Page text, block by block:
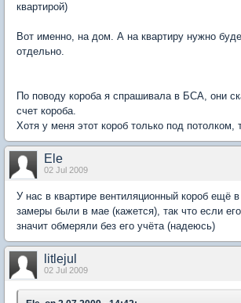
квартирой)
Вот именно, на дом. А на квартиру нужно
отдельно.
По поводу короба я спрашивала в БСА, они
счет короба.
Хотя у меня этот короб только под потолком,
Ele
02 Jul 2009
У нас в квартире вентиляционный короб ещё
замеры были в мае (кажется), так что если
значит обмеряли без его учёта (надеюсь)
litlejul
02 Jul 2009